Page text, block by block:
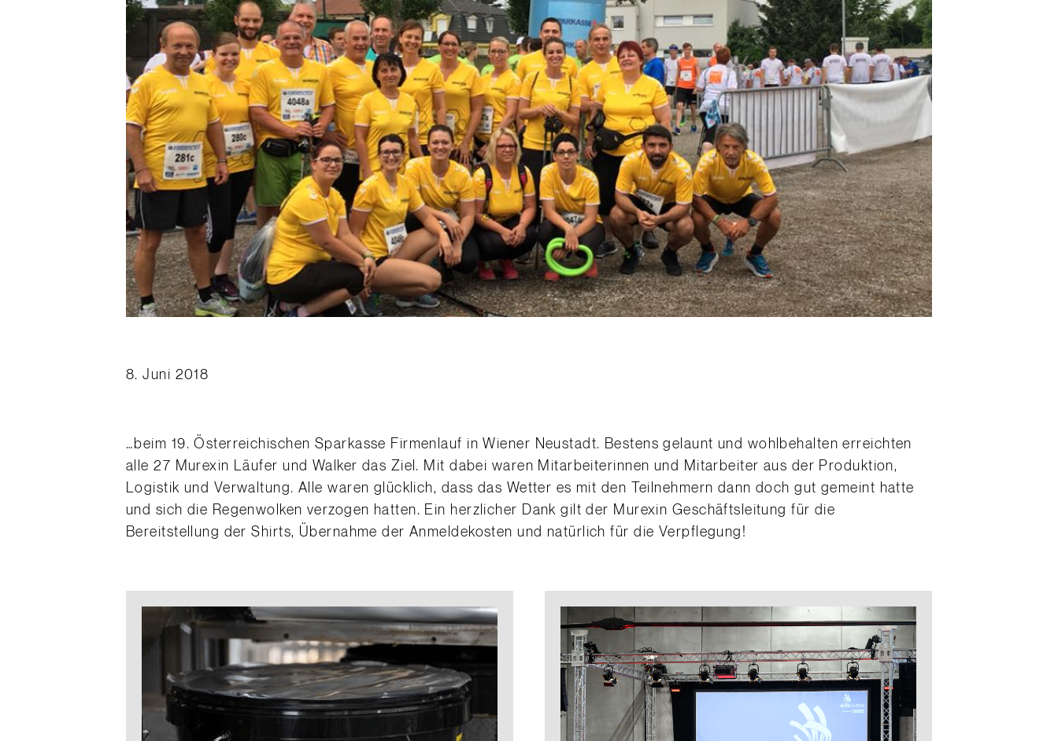
8. Juni 2018
…beim 19. Österreichischen Sparkasse Firmenlauf in Wiener Neustadt. Bestens gelaunt und wohlbehalten erreichten
alle 27 Murexin Läufer und Walker das Ziel. Mit dabei waren Mitarbeiterinnen und Mitarbeiter aus der Produktion,
Logistik und Verwaltung. Alle waren glücklich, dass das Wetter es mit den Teilnehmern dann doch gut gemeint hatte
und sich die Regenwolken verzogen hatten. Ein herzlicher Dank gilt der Murexin Geschäftsleitung für die
Bereitstellung der Shirts, Übernahme der Anmeldekosten und natürlich für die Verpflegung!